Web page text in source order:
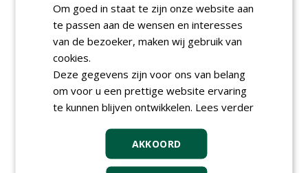
Poel organiseert
Boomverzorgersdag voor
boomprofessionals
vrijdag 9 oktober 2026
Event: De stad van de
toekomst begint in de
openbare ruimte
donderdag 5 november 2026
Om goed in staat te zijn onze website aan
te passen aan de wensen en interesses
van de bezoeker, maken wij gebruik van
cookies.
Deze gegevens zijn voor ons van belang
om voor u een prettige website ervaring
te kunnen blijven ontwikkelen. Lees verder
AKKOORD